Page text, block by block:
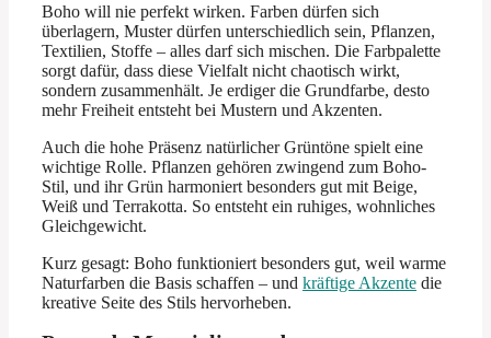
Boho will nie perfekt wirken. Farben dürfen sich
überlagern, Muster dürfen unterschiedlich sein, Pflanzen,
Textilien, Stoffe – alles darf sich mischen. Die Farbpalette
sorgt dafür, dass diese Vielfalt nicht chaotisch wirkt,
sondern zusammenhält. Je erdiger die Grundfarbe, desto
mehr Freiheit entsteht bei Mustern und Akzenten.
Auch die hohe Präsenz natürlicher Grüntöne spielt eine
wichtige Rolle. Pflanzen gehören zwingend zum Boho-
Stil, und ihr Grün harmoniert besonders gut mit Beige,
Weiß und Terrakotta. So entsteht ein ruhiges, wohnliches
Gleichgewicht.
Kurz gesagt: Boho funktioniert besonders gut, weil warme
Naturfarben die Basis schaffen – und kräftige Akzente die
kreative Seite des Stils hervorheben.